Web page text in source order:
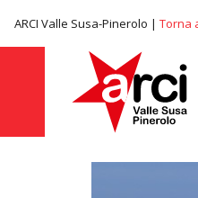
ARCI Valle Susa-Pinerolo | Torna